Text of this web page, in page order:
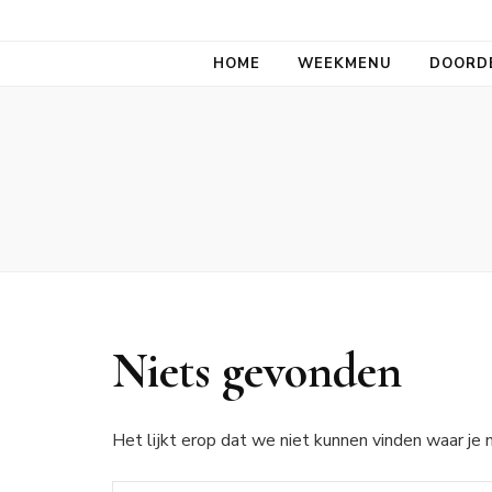
HOME WEEKMENU
Niets gevonden
Het lijkt erop dat we niet kunnen vinden waar je